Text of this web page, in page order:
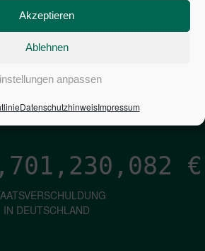
Akzeptieren
Ablehnen
anpassen
DatenschutzhinweisImpressum
PRO SEKUNDE
€
IN DEUTSCHLAND